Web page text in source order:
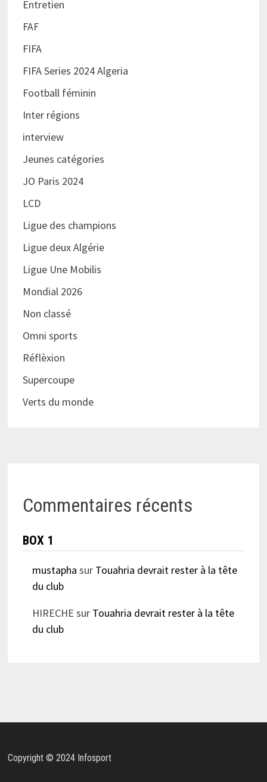
Entretien
FAF
FIFA
FIFA Series 2024 Algeria
Football féminin
Inter régions
interview
Jeunes catégories
JO Paris 2024
LCD
Ligue des champions
Ligue deux Algérie
Ligue Une Mobilis
Mondial 2026
Non classé
Omni sports
Réflèxion
Supercoupe
Verts du monde
Commentaires récents
BOX 1
mustapha sur Touahria devrait rester à la tête
du club
HIRECHE sur Touahria devrait rester à la tête
du club
Copyright © 2024 Infosport